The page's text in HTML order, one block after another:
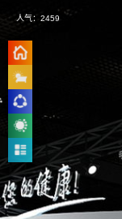
人气： 2459